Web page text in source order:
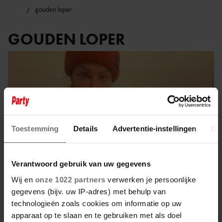
Toestemming Details Advertentie-instellingen
Verantwoord gebruik van uw gegevens
Wij en onze 1022 partners verwerken je persoonlijke
gegevens (bijv. uw IP-adres) met behulp van
technologieën zoals cookies om informatie op uw
apparaat op te slaan en te gebruiken met als doel
gouden loper
GOUDEN LOPER
20 januari 2026